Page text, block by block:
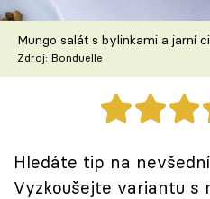
Recepty z TV
Speciál: Cuketa
Těhotnej kuchař
Sledujte prima+
Mungo salát s bylinkami a jarní
Zdroj: Bonduelle
Hledáte tip na
Vyzkoušejte variantu s